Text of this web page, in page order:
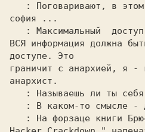
: Поговаривают, в
софия ...
: Максимальный
ВСЯ информация должна
доступе. Это
граничит с анархией, я -
анархист.
: Называешь ли ты
: В каком-то смысле -
: На форзаце книги